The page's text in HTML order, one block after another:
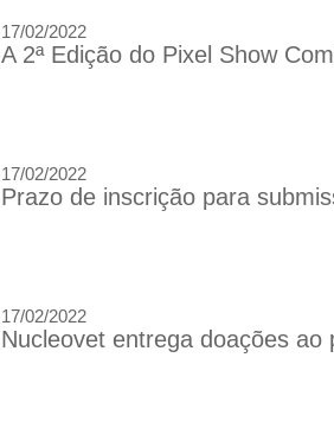
17/02/2022
A 2ª Edição do Pixel Show
17/02/2022
Prazo de inscrição para
17/02/2022
Nucleovet entrega doações ao